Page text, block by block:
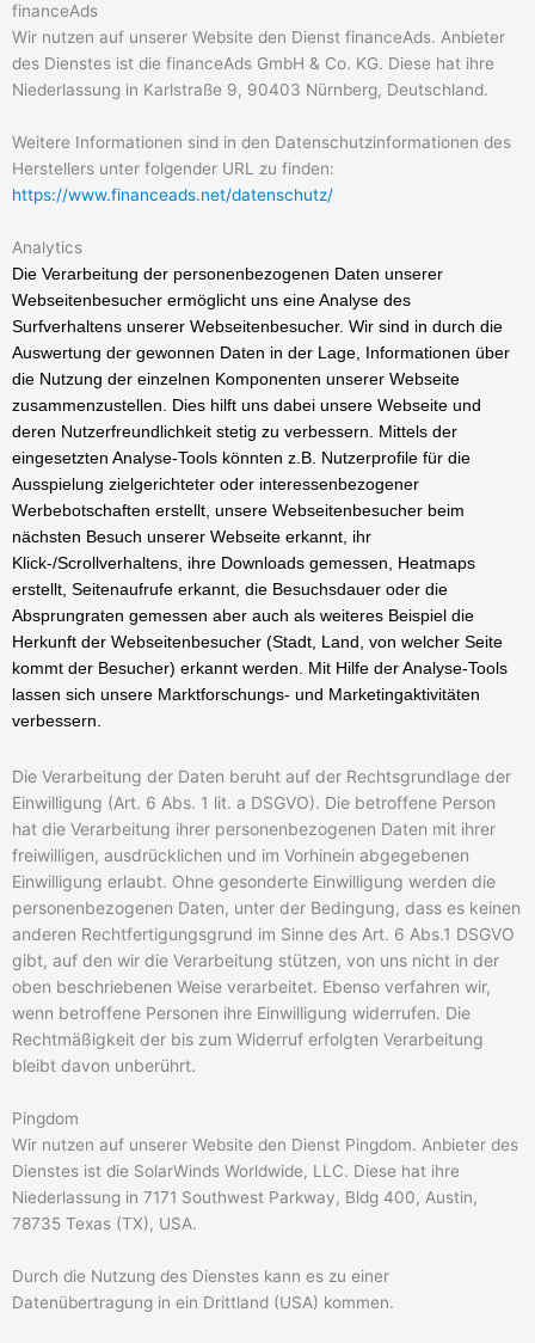
financeAds
Wir nutzen auf unserer Website den Dienst financeAds. Anbieter
des Dienstes ist die financeAds GmbH & Co. KG. Diese hat ihre
Niederlassung in Karlstraße 9, 90403 Nürnberg, Deutschland.
Weitere Informationen sind in den Datenschutzinformationen des
Herstellers unter folgender URL zu finden:
https://www.financeads.net/datenschutz/
Analytics
Die Verarbeitung der personenbezogenen Daten unserer
Webseitenbesucher ermöglicht uns eine Analyse des
Surfverhaltens unserer Webseitenbesucher. Wir sind in durch die
Auswertung der gewonnen Daten in der Lage, Informationen über
die Nutzung der einzelnen Komponenten unserer Webseite
zusammenzustellen. Dies hilft uns dabei unsere Webseite und
deren Nutzerfreundlichkeit stetig zu verbessern. Mittels der
eingesetzten Analyse-Tools könnten z.B. Nutzerprofile für die
Ausspielung zielgerichteter oder interessenbezogener
Werbebotschaften erstellt, unsere Webseitenbesucher beim
nächsten Besuch unserer Webseite erkannt, ihr
Klick-/Scrollverhaltens, ihre Downloads gemessen, Heatmaps
erstellt, Seitenaufrufe erkannt, die Besuchsdauer oder die
Absprungraten gemessen aber auch als weiteres Beispiel die
Herkunft der Webseitenbesucher (Stadt, Land, von welcher Seite
kommt der Besucher) erkannt werden. Mit Hilfe der Analyse-Tools
lassen sich unsere Marktforschungs- und Marketingaktivitäten
verbessern.
Die Verarbeitung der Daten beruht auf der Rechtsgrundlage der
Einwilligung (Art. 6 Abs. 1 lit. a DSGVO). Die betroffene Person
hat die Verarbeitung ihrer personenbezogenen Daten mit ihrer
freiwilligen, ausdrücklichen und im Vorhinein abgegebenen
Einwilligung erlaubt. Ohne gesonderte Einwilligung werden die
personenbezogenen Daten, unter der Bedingung, dass es keinen
anderen Rechtfertigungsgrund im Sinne des Art. 6 Abs.1 DSGVO
gibt, auf den wir die Verarbeitung stützen, von uns nicht in der
oben beschriebenen Weise verarbeitet. Ebenso verfahren wir,
wenn betroffene Personen ihre Einwilligung widerrufen. Die
Rechtmäßigkeit der bis zum Widerruf erfolgten Verarbeitung
bleibt davon unberührt.
Pingdom
Wir nutzen auf unserer Website den Dienst Pingdom. Anbieter des
Dienstes ist die SolarWinds Worldwide, LLC. Diese hat ihre
Niederlassung in 7171 Southwest Parkway, Bldg 400, Austin,
78735 Texas (TX), USA.
Durch die Nutzung des Dienstes kann es zu einer
Datenübertragung in ein Drittland (USA) kommen.